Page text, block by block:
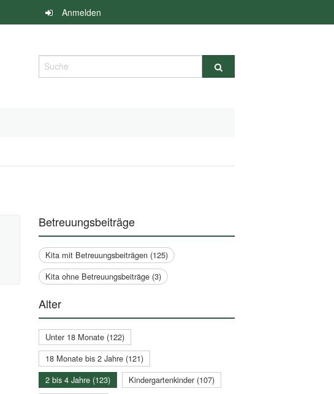
Anmelden
Suche
Betreuungsbeiträge
Kita mit Betreuungsbeiträgen (125)
Kita ohne Betreuungsbeiträge (3)
Alter
Unter 18 Monate (122)
18 Monate bis 2 Jahre (121)
2 bis 4 Jahre (123)
Kindergartenkinder (107)